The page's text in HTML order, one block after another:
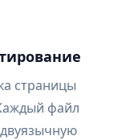
страницы
файл